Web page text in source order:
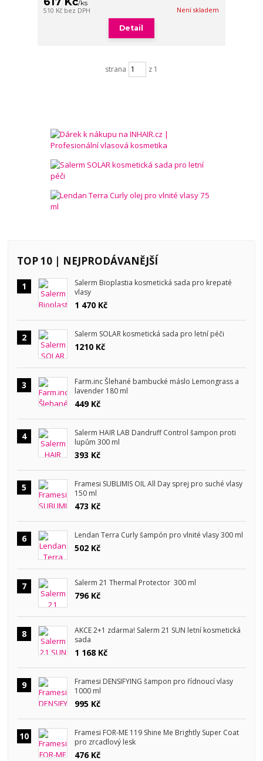
/ks
510 Kč bez DPH Není skladem
Detail
strana z 1
TOP 10 | NEJPRODÁVANĚJŠÍ
1
Salerm Bioplastia kosmetická sada pro krepaté
vlasy
1 470 Kč
2 Salerm SOLAR kosmetická sada pro letní péči
1210 Kč
3
Farm.inc Šlehané bambucké máslo Lemongrass a
lavender 180 ml
449 Kč
4
Salerm HAIR LAB Dandruff Control šampon proti
lupům 300 ml
393 Kč
5
Framesi SUBLIMIS OIL All Day sprej pro suché vlasy
150 ml
473 Kč
6 Lendan Terra Curly šampón pro vlnité vlasy 300 ml
502 Kč
7 Salerm 21 Thermal Protector 300 ml
796 Kč
8
AKCE 2+1 zdarma! Salerm 21 SUN letní kosmetická
sada
1 168 Kč
9
Framesi DENSIFYING šampon pro řídnoucí vlasy
1000 ml
995 Kč
10
Framesi FOR-ME 119 Shine Me Brightly Super Coat
pro zrcadlový lesk
476 Kč